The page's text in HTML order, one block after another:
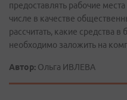
предоставлять рабочие
числе в качестве
рассчитать, какие средства
необходимо заложить на
Автор: Ольга ИВЛЕВА